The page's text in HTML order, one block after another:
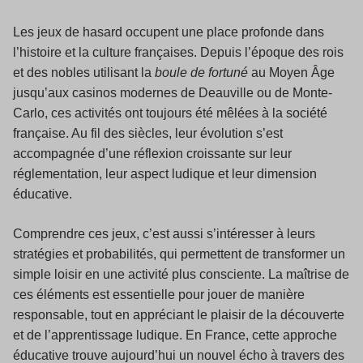
Les jeux de hasard occupent une place profonde dans
l’histoire et la culture françaises. Depuis l’époque des rois
et des nobles utilisant la boule de fortuné au Moyen Âge
jusqu’aux casinos modernes de Deauville ou de Monte-
Carlo, ces activités ont toujours été mêlées à la société
française. Au fil des siècles, leur évolution s’est
accompagnée d’une réflexion croissante sur leur
réglementation, leur aspect ludique et leur dimension
éducative.
Comprendre ces jeux, c’est aussi s’intéresser à leurs
stratégies et probabilités, qui permettent de transformer un
simple loisir en une activité plus consciente. La maîtrise de
ces éléments est essentielle pour jouer de manière
responsable, tout en appréciant le plaisir de la découverte
et de l’apprentissage ludique. En France, cette approche
éducative trouve aujourd’hui un nouvel écho à travers des